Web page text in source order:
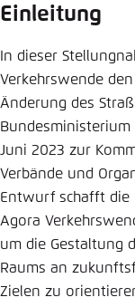
Einleitung
In dieser
Verkehrswende
Änderung des
Bundesministerium
Juni 2023 zur
Verbände und
Entwurf schafft die
Agora
um die Gestaltung
Raums an
Zielen zu
Abbrechen
Dunkel